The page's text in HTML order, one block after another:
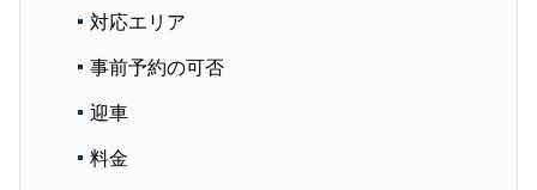
対応エリア
事前予約の可否
迎車
料金